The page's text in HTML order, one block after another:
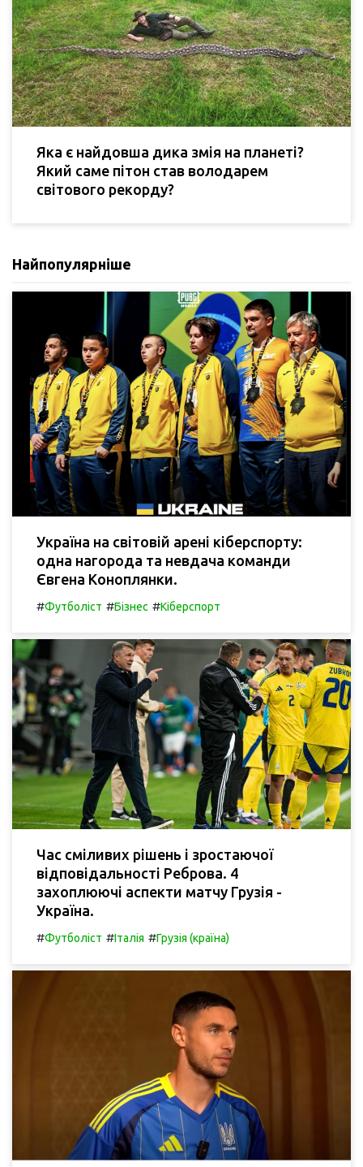
Яка є найдовша дика змія на планеті?
Який саме пітон став володарем
світового рекорду?
Найпопулярніше
Україна на світовій арені кіберспорту:
одна нагорода та невдача команди
Євгена Коноплянки.
#Футболіст #Бізнес #Кіберспорт
Час сміливих рішень і зростаючої
відповідальності Реброва. 4
захоплюючі аспекти матчу Грузія -
Україна.
#Футболіст #Італія #Грузія (країна)